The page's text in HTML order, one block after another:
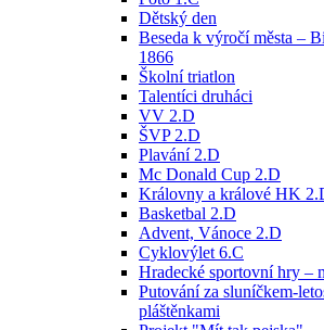
Dětský den
Beseda k výročí města –
1866
Školní triatlon
Talentíci druháci
VV 2.D
ŠVP 2.D
Plavání 2.D
Mc Donald Cup 2.D
Královny a králové HK
Basketbal 2.D
Advent, Vánoce 2.D
Cyklovýlet 6.C
Hradecké sportovní hry –
Putování za sluníčkem-
pláštěnkami